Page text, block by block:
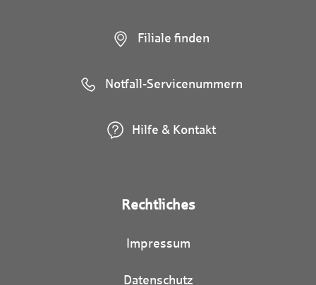
Filiale finden
Notfall-Servicenummern
Hilfe & Kontakt
Rechtliches
Impressum
Datenschutz